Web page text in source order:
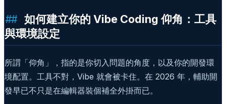
如何建立你的 Vibe Coding 仰角：工具
與環境設定
所謂「仰角」，指的是你切入問題的角度，以及你的開發環
境配置。工具不對，Vibe 就會被卡住。在 2026 年，輔助開
發早已不只是在編輯器裝個補全外掛而已。